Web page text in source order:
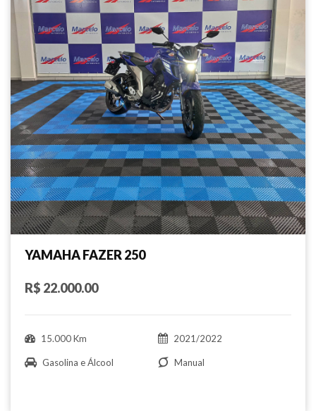
YAMAHA FAZER 250
R$ 22.000.00
15.000 Km 2021/2022
Gasolina e Álcool Manual